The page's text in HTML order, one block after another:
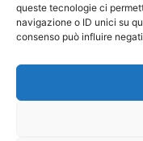
queste tecnologie ci
navigazione o ID unici su
consenso può influire